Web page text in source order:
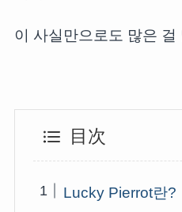
이 사실만으로도 많은 걸
目次
Lucky Pierrot란?